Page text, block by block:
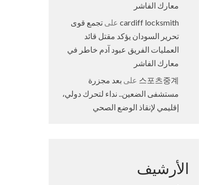
معارك الفاشر
cardiff locksmithعلى تجمع قوى
تحرير السودان يؤكد مقتل قائد
العمليات الفريق عبود آدم خاطر في
معارك الفاشر
스포츠중계 على بعد مجزرة
مستشفى الضعين.. نداء لتحرك دولي،
إقليمي لإنقاذ الوضع الصحي
الأرشيف